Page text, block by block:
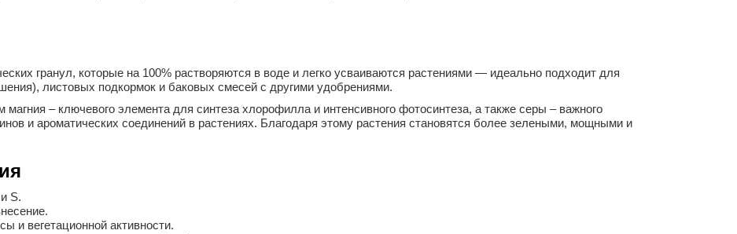
гранул, которые на 100% растворяются в воде и легко усваиваются растениями — идеально подходит для
листовых подкормок и баковых смесей с другими удобрениями.
– ключевого элемента для синтеза хлорофилла и интенсивного фотосинтеза, а также серы – важного
и ароматических соединений в растениях. Благодаря этому растения становятся более зелеными, мощными и
S.
и вегетационной активности.